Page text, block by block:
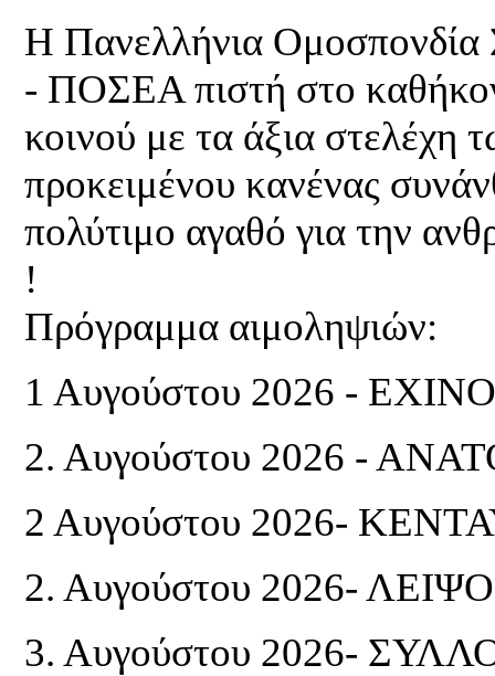
Η Πανελλήνια
- ΠΟΣΕΑ πιστή στο
κοινού με τα άξια
προκειμένου κανένας
πολύτιμο αγαθό για την
!
Πρόγραμμα αιμοληψιών:
1 Αυγούστου 2026 -
2. Αυγούστου 2026 -
2 Αυγούστου 2026-
2. Αυγούστου 2026-
3. Αυγούστου 2026-